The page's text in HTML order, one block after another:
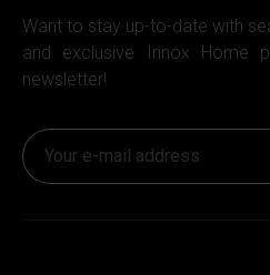
Want to stay up-to-date with
and exclusive Irinox Home
newsletter!